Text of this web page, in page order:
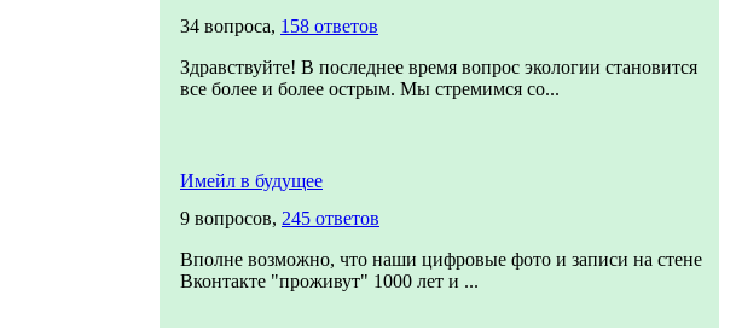
34 вопроса, 158 ответов
Здравствуйте! В последнее время вопрос экологии становится
все более и более острым. Мы стремимся со...
Имейл в будущее
9 вопросов, 245 ответов
Вполне возможно, что наши цифровые фото и записи на стене
Вконтакте "проживут" 1000 лет и ...